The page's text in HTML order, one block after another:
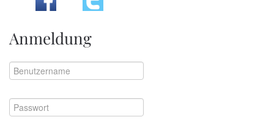
Anmeldung